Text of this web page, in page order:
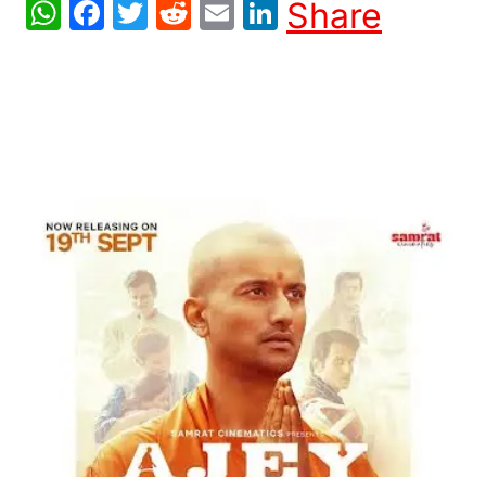
WhatsApp
Facebook
Twitter
Reddit
EmailLinkedIn
Share